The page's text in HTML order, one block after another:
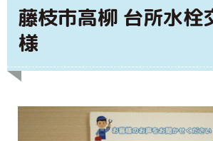
会社情報
協力業者募集
藤枝市高柳 台所水栓
様